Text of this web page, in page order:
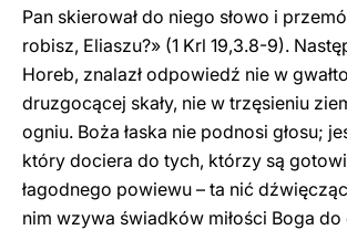
Pan skierował do niego słowo i
robisz, Eliaszu?» (1 Krl 19,3.8-9).
Horeb, znalazł odpowiedź nie w
druzgocącej skały, nie w trzęsieniu
ogniu. Boża łaska nie podnosi głosu;
który dociera do tych, którzy są gotowi
łagodnego powiewu – ta nić
nim wzywa świadków miłości Boga do